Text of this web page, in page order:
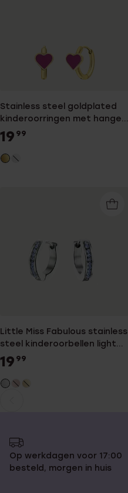
Stainless steel goldplated
kinderoorringen met hanger
hart met emaille fuchsia
19 99
Little Miss Fabulous stainless
steel kinderoorbellen light
sapphire kristal
19 99
Op werkdagen voor 17:00
besteld, morgen in huis